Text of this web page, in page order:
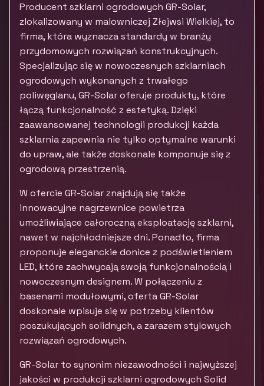
Producent szklarni ogrodowych GR-Solar,
zlokalizowany w malowniczej Złejwsi Wielkiej, to
firma, która wyznacza standardy w branży
przydomowych rozwiązań konstrukcyjnych.
Specjalizując się w nowoczesnych szklarniach
ogrodowych wykonanych z trwałego
poliwęglanu, GR-Solar oferuje produkty, które
łączą funkcjonalność z estetyką. Dzięki
zaawansowanej technologii produkcji każda
szklarnia zapewnia nie tylko optymalne warunki
do upraw, ale także doskonale komponuje się z
ogrodową przestrzenią.
W ofercie GR-Solar znajdują się także
innowacyjne nagrzewnice powietrza
umożliwiające całoroczną eksploatację szklarni,
nawet w najchłodniejsze dni. Ponadto, firma
proponuje eleganckie donice z podświetleniem
LED, które zachwycają swoją funkcjonalnością i
nowoczesnym designem. W połączeniu z
basenami modułowymi, oferta GR-Solar
doskonale wpisuje się w potrzeby klientów
poszukujących solidnych, a zarazem stylowych
rozwiązań ogrodowych.
GR-Solar to synonim niezawodności i najwyższej
jakości w produkcji szklarni ogrodowych Solid